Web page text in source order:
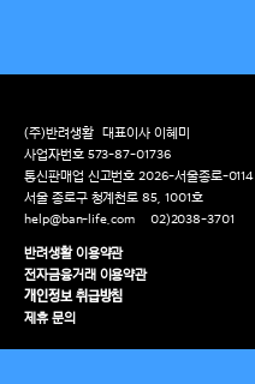
(주)반려생활
대표이사 이혜미
사업자번호 573-87-01736
통신판매업 신고번호 2026-서울종로-0114
서울 종로구 청계천로 85, 1001호
help@ban-life.com
02)2038-3701
반려생활 이용약관
전자금융거래 이용약관
개인정보 취급방침
제휴 문의